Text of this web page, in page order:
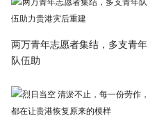
两万青年志愿者集结，多支青年
队伍助